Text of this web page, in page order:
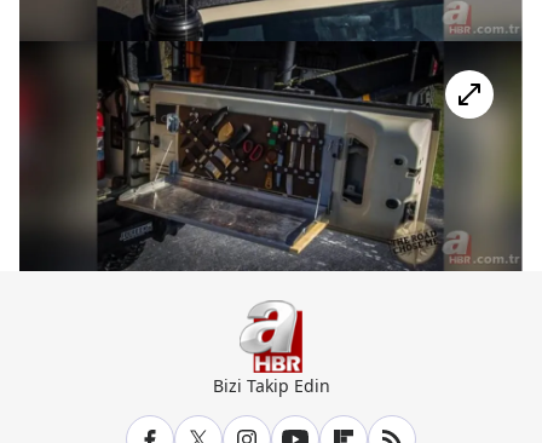
Bizi Takip Edin